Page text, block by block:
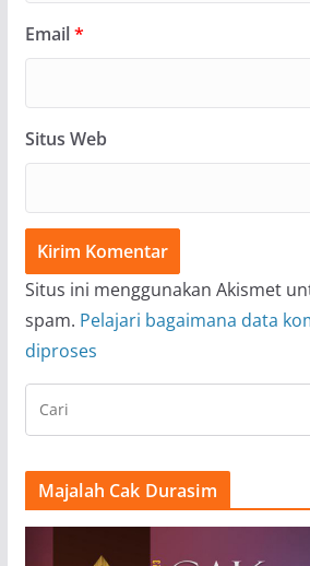
Email*
Situs Web
Situs ini menggunakan Akismet
spam. Pelajari bagaimana data
diproses
Majalah Cak Durasim